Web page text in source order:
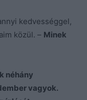
kedvességgel,
közül. – Minek
néhány
vagyok.